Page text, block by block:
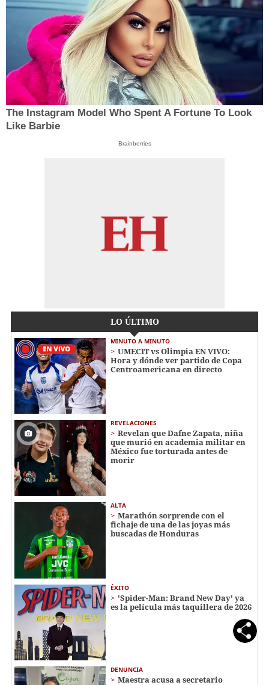
The Instagram Model Who Spent A Fortune To Look
Like Barbie
Brainberries
LO ÚLTIMO
MINUTO A MINUTO
UMECIT vs Olimpia EN VIVO:
Hora y dónde ver partido de Copa
Centroamericana en directo
REVELACIONES
Revelan que Dafne Zapata, niña
que murió en academia militar en
México fue torturada antes de
morir
ALTA
Marathón sorprende con el
fichaje de una de las joyas más
buscadas de Honduras
ÉXITO
'Spider-Man: Brand New Day' ya
es la película más taquillera de 2026
DENUNCIA
Maestra acusa a secretario